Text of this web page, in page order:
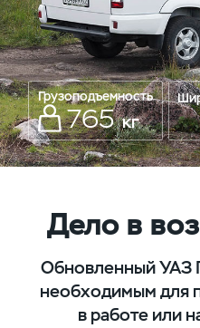
Грузоподъемность
765кг
Дело в
Обновленный УАЗ
необходимым для
в работе или